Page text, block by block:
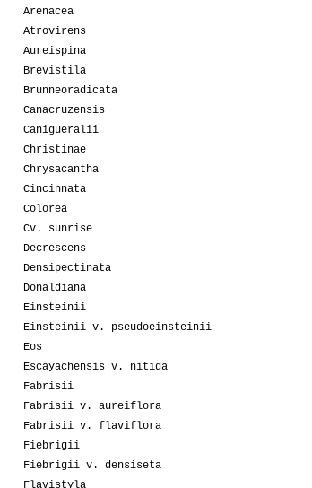
Arenacea
Atrovirens
Aureispina
Brevistila
Brunneoradicata
Canacruzensis
Canigueralii
Christinae
Chrysacantha
Cincinnata
Colorea
Cv. sunrise
Decrescens
Densipectinata
Donaldiana
Einsteinii
Einsteinii v. pseudoeinsteinii
Eos
Escayachensis v. nitida
Fabrisii
Fabrisii v. aureiflora
Fabrisii v. flaviflora
Fiebrigii
Fiebrigii v. densiseta
Flavistyla